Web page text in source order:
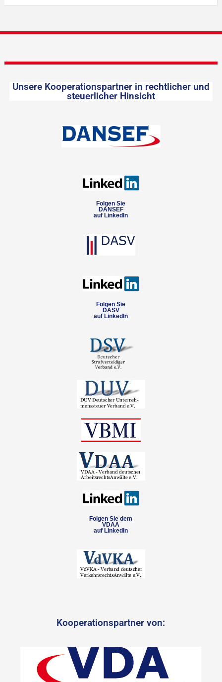
Unsere Kooperationspartner in rechtlicher und
steuerlicher Hinsicht
Folgen Sie
DANSEF
auf LinkedIn
Folgen Sie
DASV
auf LinkedIn
Folgen Sie dem
VDAA
auf LinkedIn
Kooperationspartner von: